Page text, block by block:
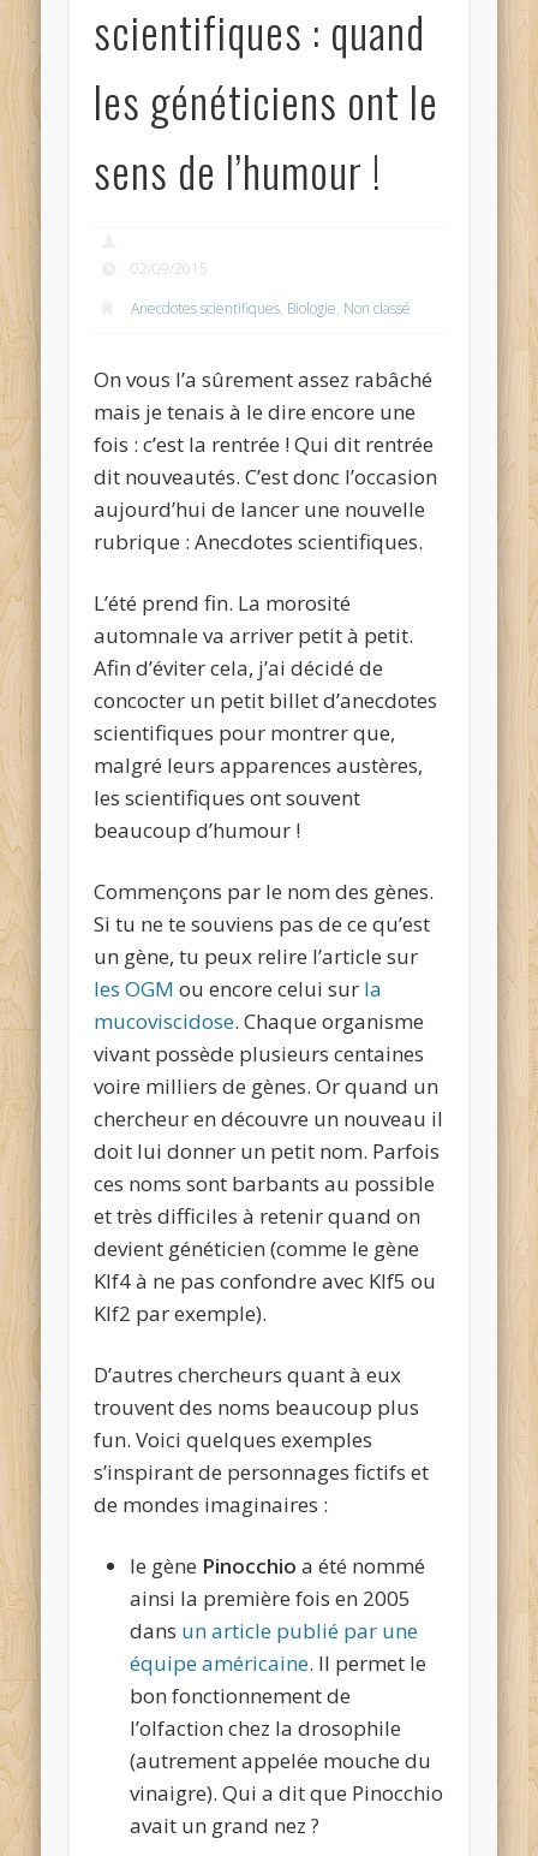
scientifiques : quand
les généticiens ont le
sens de l’humour !
02/09/2015
Anecdotes scientifiques, Biologie, Non classé
On vous l’a sûrement assez rabâché
mais je tenais à le dire encore une
fois : c’est la rentrée ! Qui dit rentrée
dit nouveautés. C’est donc l’occasion
aujourd’hui de lancer une nouvelle
rubrique : Anecdotes scientifiques.
L’été prend fin. La morosité
automnale va arriver petit à petit.
Afin d’éviter cela, j’ai décidé de
concocter un petit billet d’anecdotes
scientifiques pour montrer que,
malgré leurs apparences austères,
les scientifiques ont souvent
beaucoup d’humour !
Commençons par le nom des gènes.
Si tu ne te souviens pas de ce qu’est
un gène, tu peux relire l’article sur
les OGMou encore celui sur la
mucoviscidose. Chaque organisme
vivant possède plusieurs centaines
voire milliers de gènes. Or quand un
chercheur en découvre un nouveau il
doit lui donner un petit nom. Parfois
ces noms sont barbants au possible
et très difficiles à retenir quand on
devient généticien (comme le gène
Klf4 à ne pas confondre avec Klf5 ou
Klf2 par exemple).
D’autres chercheurs quant à eux
trouvent des noms beaucoup plus
fun. Voici quelques exemples
s’inspirant de personnages fictifs et
de mondes imaginaires :
le gène Pinocchio a été nommé
ainsi la première fois en 2005
dans un article publié par une
équipe américaine. Il permet le
bon fonctionnement de
l’olfaction chez la drosophile
(autrement appelée mouche du
vinaigre). Qui a dit que Pinocchio
avait un grand nez ?